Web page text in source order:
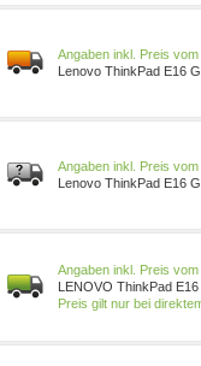
Preis
Lenovo ThinkPad E16
Preis
Lenovo ThinkPad E16
Preis
LENOVO ThinkPad
Ultra 7 256V - 16GB -
Preis gilt nur bei